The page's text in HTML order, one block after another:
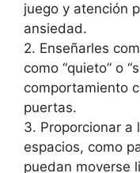
juego y atención
ansiedad.
2. Enseñarles
como “quieto” o
comportamiento
puertas.
3. Proporcionar a
espacios, como
puedan moverse